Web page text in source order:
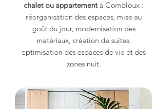
chalet ou appartementà Combloux :
réorganisation des espaces, mise au
goût du jour, modernisation des
matériaux, création de suites,
optimisation des espaces de vie et des
zones nuit.